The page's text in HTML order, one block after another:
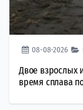
08-08-2026
Двое взрослых
время сплава